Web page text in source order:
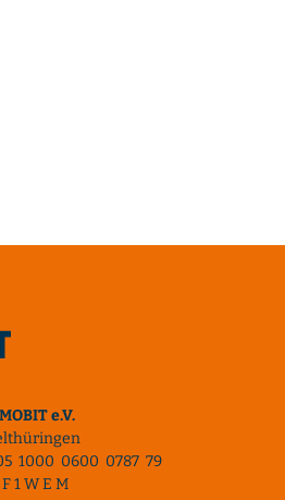
e.V.
1000 0600 0787 79
1 W E M